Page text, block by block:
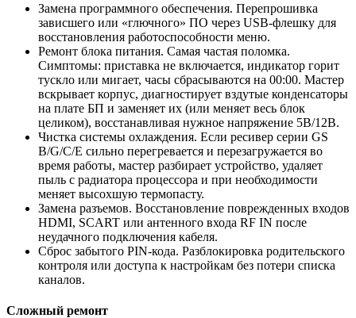
Замена программного обеспечения. Перепрошивка
зависшего или «глючного» ПО через USB-флешку для
восстановления работоспособности меню.
Ремонт блока питания. Самая частая поломка.
Симптомы: приставка не включается, индикатор горит
тускло или мигает, часы сбрасываются на 00:00. Мастер
вскрывает корпус, диагностирует вздутые конденсаторы
на плате БП и заменяет их (или меняет весь блок
целиком), восстанавливая нужное напряжение 5В/12В.
Чистка системы охлаждения. Если ресивер серии GS
B/G/C/E сильно перегревается и перезагружается во
время работы, мастер разбирает устройство, удаляет
пыль с радиатора процессора и при необходимости
меняет высохшую термопасту.
Замена разъемов. Восстановление поврежденных входов
HDMI, SCART или антенного входа RF IN после
неудачного подключения кабеля.
Сброс забытого PIN-кода. Разблокировка родительского
контроля или доступа к настройкам без потери списка
каналов.
Сложный ремонт